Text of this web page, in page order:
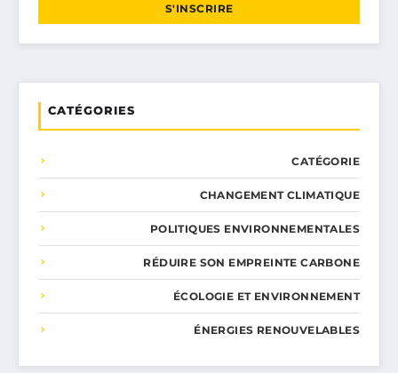
S'INSCRIRE
CATÉGORIES
CATÉGORIE
CHANGEMENT CLIMATIQUE
POLITIQUES ENVIRONNEMENTALES
RÉDUIRE SON EMPREINTE CARBONE
ÉCOLOGIE ET ENVIRONNEMENT
ÉNERGIES RENOUVELABLES